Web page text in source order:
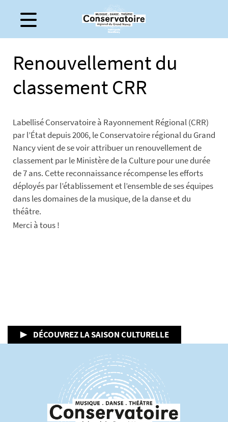
Gestion de vos préférences sur les cookies
Renouvellement du
classement CRR
Labellisé Conservatoire à Rayonnement Régional (CRR)
par l’État depuis 2006, le Conservatoire régional du Grand
Nancy vient de se voir attribuer un renouvellement de
classement par le Ministère de la Culture pour une durée
de 7 ans. Cette reconnaissance récompense les efforts
déployés par l’établissement et l’ensemble de ses équipes
dans les domaines de la musique, de la danse et du
théâtre.
Merci à tous !
▶ DÉCOUVREZ LA SAISON CULTURELLE